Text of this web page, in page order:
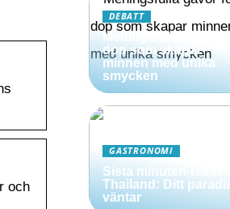
och
DEBATT
Meningsfulla gåvor
dop som skapar
minnen med unika
smycken
GASTRONOMI
Sista minuten-resor
Thailand: Ditt paradis
väntar